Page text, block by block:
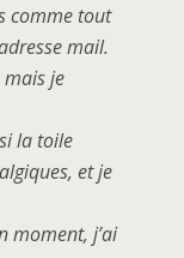
comme tout
mail.
mais je
la toile
et je
moment, j’ai